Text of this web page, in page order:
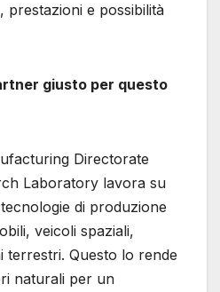
prestazioni e possibilità
giusto per questo
Directorate
Laboratory lavora su
di produzione
veicoli spaziali,
terrestri. Questo lo rende
naturali per un